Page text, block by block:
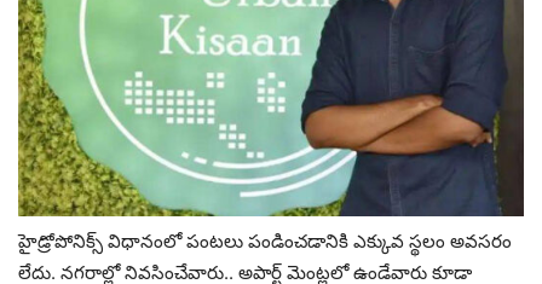
హైడ్రోపోనిక్స్ విధానంలో పంటలు పండించడానికి ఎక్కువ స్థలం అవసరం
లేదు. నగరాల్లో నివసించేవారు.. అపార్ట్‌ మెంట్లలో ఉండేవారు కూడా